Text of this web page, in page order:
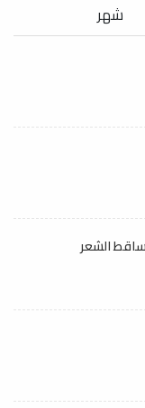
شهر
الشعر